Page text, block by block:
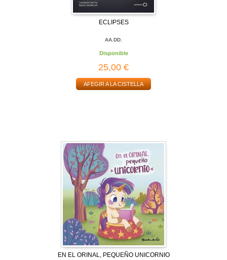
ECLIPSES
AA.DD.
Disponible
25,00 €
AFEGIR A LA CISTELLA
EN EL ORINAL, PEQUEÑO UNICORNIO